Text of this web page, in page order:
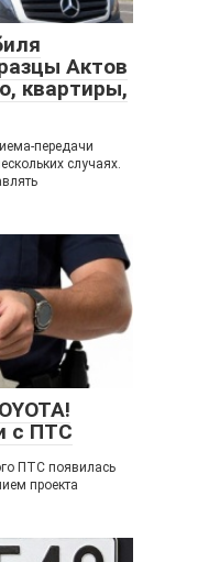
Актов
квартиры,
передачи
случаях.
с ПТС
ПТС появилась
проекта